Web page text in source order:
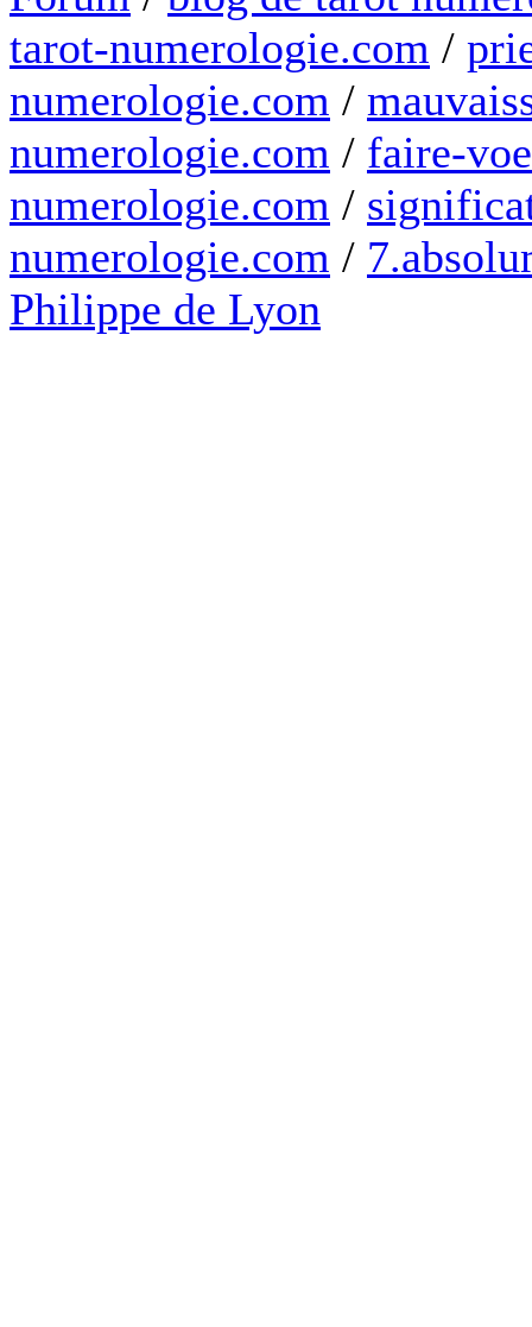
tarot-numerologie.com /
numerologie.com /
numerologie.com / faire-
numerologie.com /
numerologie.com /
Philippe de Lyon